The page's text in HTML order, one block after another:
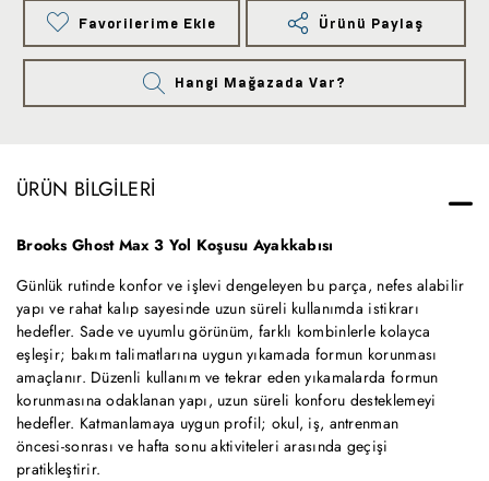
Favorilerime Ekle Ürünü Paylaş
Hangi Mağazada Var?
ÜRÜN BILGILERI
Brooks Ghost Max 3 Yol Koşusu Ayakkabısı
Günlük rutinde konfor ve işlevi dengeleyen bu parça, nefes alabilir
yapı ve rahat kalıp sayesinde uzun süreli kullanımda istikrarı
hedefler. Sade ve uyumlu görünüm, farklı kombinlerle kolayca
eşleşir; bakım talimatlarına uygun yıkamada formun korunması
amaçlanır. Düzenli kullanım ve tekrar eden yıkamalarda formun
korunmasına odaklanan yapı, uzun süreli konforu desteklemeyi
hedefler. Katmanlamaya uygun profil; okul, iş, antrenman
öncesi‑sonrası ve hafta sonu aktiviteleri arasında geçişi
pratikleştirir.